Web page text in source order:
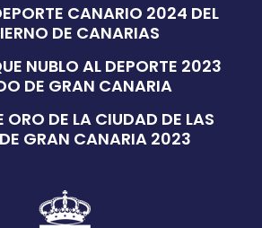
CANARIO 2024 DEL
DE CANARIAS
NUBLO AL DEPORTE 2023
DE GRAN CANARIA
ORO DE LA CIUDAD DE LAS
GRAN CANARIA 2023